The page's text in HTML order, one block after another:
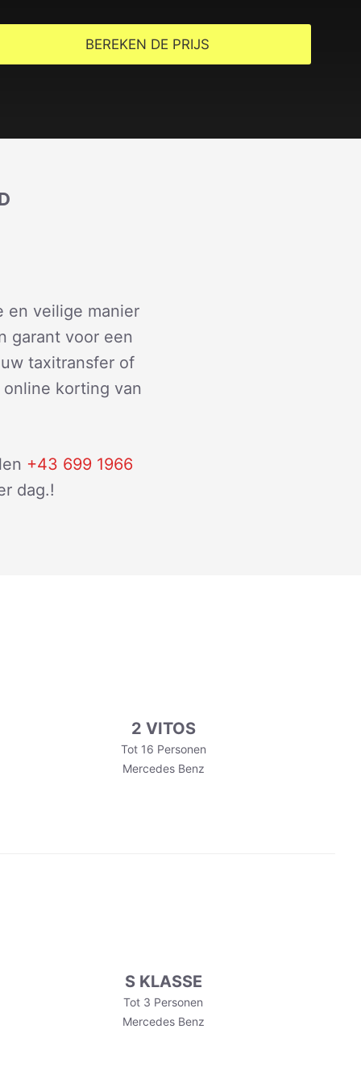
BEREKEN DE PRIJS
en veilige manier
garant voor een
taxitransfer of
korting van
+43 699 1966
dag.!
2 VITOS
Tot 16 Personen
Mercedes Benz
S KLASSE
Tot 3 Personen
Mercedes Benz